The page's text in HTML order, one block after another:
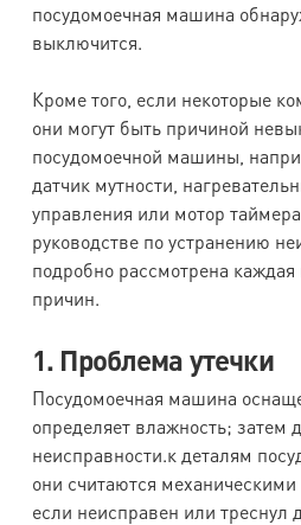
посудомоечная машина
выключится.
Кроме того, если некоторые
они могут быть причиной
посудомоечной машины,
датчик мутности,
управления или мотор
руководстве по устранению
подробно рассмотрена
причин.
1. Проблема утечки
Посудомоечная машина
определяет влажность; затем
неисправности.к деталям
они считаются
если неисправен или треснул